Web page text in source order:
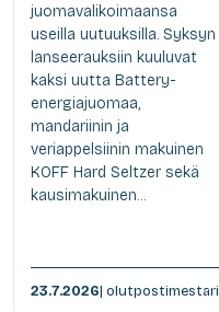
juomavalikoimaansa
useilla uutuuksilla. Syksyn
lanseerauksiin kuuluvat
kaksi uutta Battery-
energiajuomaa,
mandariinin ja
veriappelsiinin makuinen
KOFF Hard Seltzer sekä
kausimakuinen...
23.7.2026| olutpostimestari